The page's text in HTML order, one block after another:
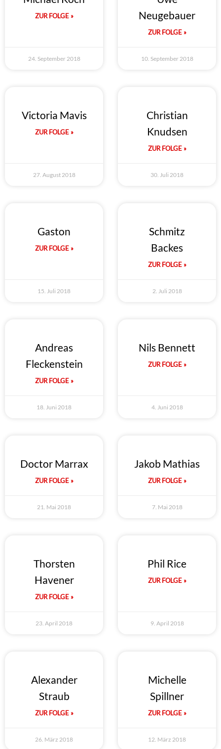
ZUR FOLGE »
24. September 2018
Neugebauer
ZUR FOLGE »
10. September 2018
Victoria Mavis
ZUR FOLGE »
27. August 2018
Christian
Knudsen
ZUR FOLGE »
30. Juli 2018
Gaston
ZUR FOLGE »
15. Juli 2018
Schmitz
Backes
ZUR FOLGE »
2. Juli 2018
Andreas
Fleckenstein
ZUR FOLGE »
18. Juni 2018
Nils Bennett
ZUR FOLGE »
4. Juni 2018
Doctor Marrax
ZUR FOLGE »
21. Mai 2018
Jakob Mathias
ZUR FOLGE »
7. Mai 2018
Thorsten
Havener
ZUR FOLGE »
23. April 2018
Phil Rice
ZUR FOLGE »
9. April 2018
Alexander
Straub
ZUR FOLGE »
26. März 2018
Michelle
Spillner
ZUR FOLGE »
12. März 2018